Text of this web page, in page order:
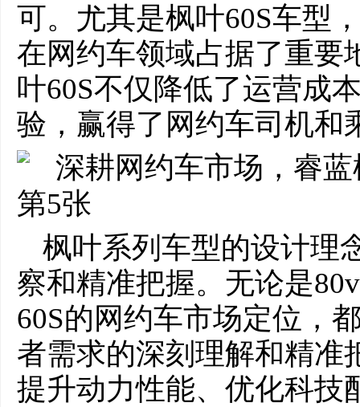
可。尤其是枫叶60S车型
在网约车领域占据了重要
叶60S不仅降低了运营成
验，赢得了网约车司机和
枫叶系列车型的设计理
察和精准把握。无论是
60S的网约车市场定位，
者需求的深刻理解和精准
提升动力性能、优化科技